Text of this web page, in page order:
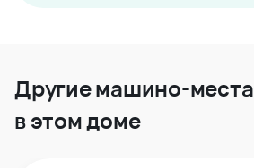
Другие машино-места
в этом доме